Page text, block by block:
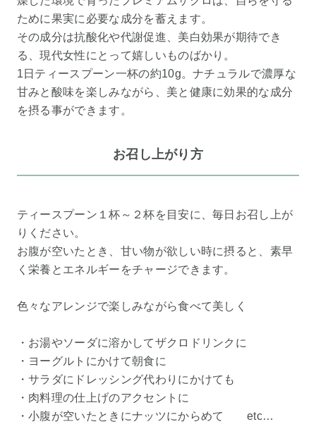
ために果実に必要な成分を蓄えます。
その成分は抗酸化や代謝促進、美白効果が期待でき
る、現代女性にとって嬉しいものばかり。
1日ティースプーン一杯の約10g。ナチュラルで濃厚な
甘みと酸味を楽しみながら、美と健康に効果的な成分
を摂る事ができます。
お召し上がり方
ティースプーン１杯～２杯を目安に、毎日お召し上が
りください。
お腹が空いたとき、甘い物が欲しい時に摂ると、素早
く栄養とエネルギーをチャージできます。
色々なアレンジで楽しみながら食べて美しく
・お湯やソーダに溶かしてザクロドリンクに
・ヨーグルトにかけて朝食に
・サラダにドレッシング代わりにかけても
・肉料理の仕上げのアクセントに
・小腹が空いたときにナッツにからめて etc…